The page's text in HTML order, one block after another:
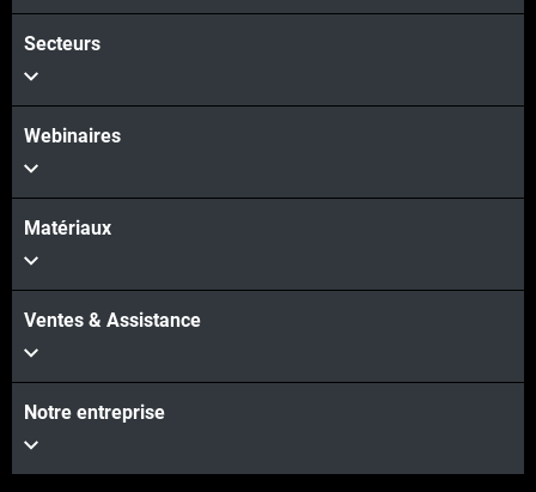
Voir plus
Secteurs
Webinaires
Matériaux
Ventes & Assistance
Notre entreprise